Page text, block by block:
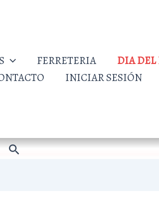
FERRETERIA DIA
INICIAR SESIÓN
Buscar